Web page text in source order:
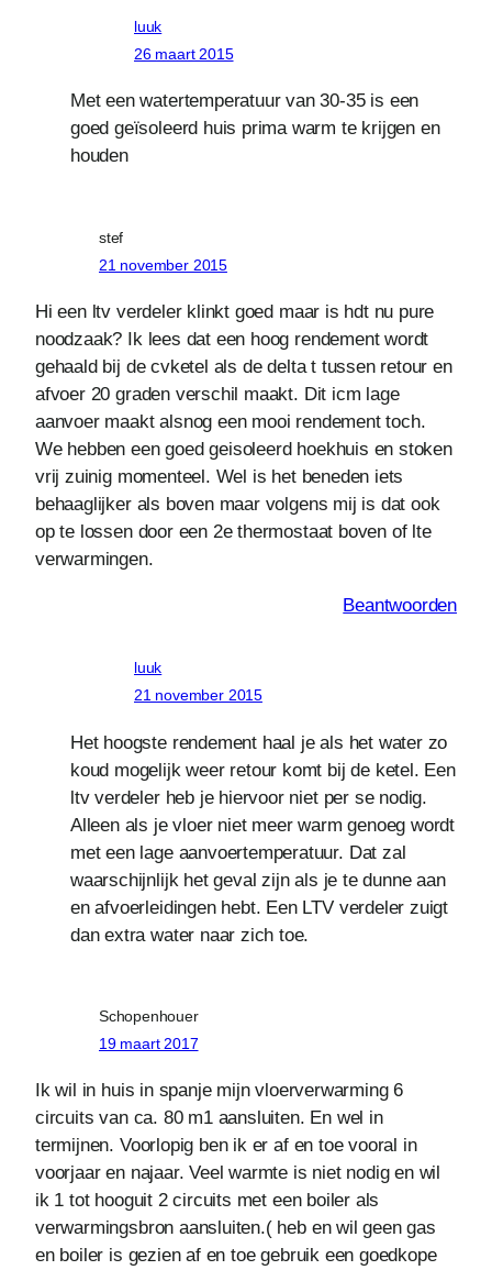
luuk
26 maart 2015
Met een watertemperatuur van 30-35 is een
goed geïsoleerd huis prima warm te krijgen en
houden
stef
21 november 2015
Hi een ltv verdeler klinkt goed maar is hdt nu pure
noodzaak? Ik lees dat een hoog rendement wordt
gehaald bij de cvketel als de delta t tussen retour en
afvoer 20 graden verschil maakt. Dit icm lage
aanvoer maakt alsnog een mooi rendement toch.
We hebben een goed geisoleerd hoekhuis en stoken
vrij zuinig momenteel. Wel is het beneden iets
behaaglijker als boven maar volgens mij is dat ook
op te lossen door een 2e thermostaat boven of lte
verwarmingen.
Beantwoorden
luuk
21 november 2015
Het hoogste rendement haal je als het water zo
koud mogelijk weer retour komt bij de ketel. Een
ltv verdeler heb je hiervoor niet per se nodig.
Alleen als je vloer niet meer warm genoeg wordt
met een lage aanvoertemperatuur. Dat zal
waarschijnlijk het geval zijn als je te dunne aan
en afvoerleidingen hebt. Een LTV verdeler zuigt
dan extra water naar zich toe.
Schopenhouer
19 maart 2017
Ik wil in huis in spanje mijn vloerverwarming 6
circuits van ca. 80 m1 aansluiten. En wel in
termijnen. Voorlopig ben ik er af en toe vooral in
voorjaar en najaar. Veel warmte is niet nodig en wil
ik 1 tot hooguit 2 circuits met een boiler als
verwarmingsbron aansluiten.( heb en wil geen gas
en boiler is gezien af en toe gebruik een goedkope